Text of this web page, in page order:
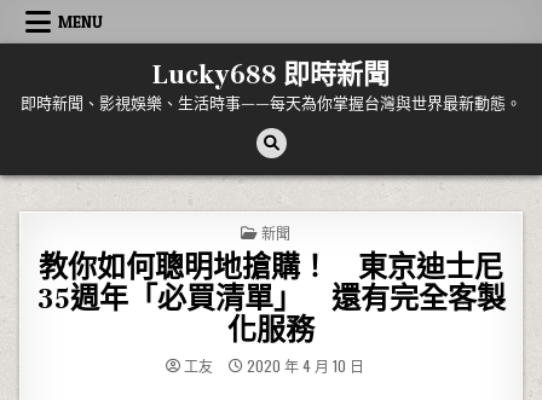
Skip to content
MENU
Lucky688 即時新聞
即時新聞、影視娛樂、生活時事——每天為你掌握台灣與世界最新動態。
POSTED IN
新聞
教你如何聰明地搶購！ 東京迪士尼
35週年「必買清單」 還有完全客製
化服務
工友 2020 年 4 月 10 日